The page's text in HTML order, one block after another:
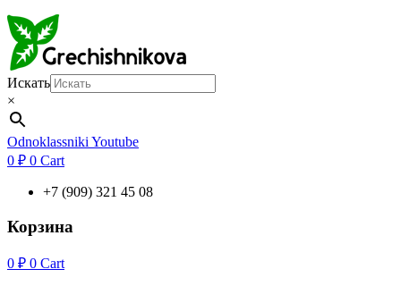
Искать
×
Odnoklassniki Youtube
0 ₽ 0 Cart
+7 (909) 321 45 08
Корзина
0 ₽ 0 Cart